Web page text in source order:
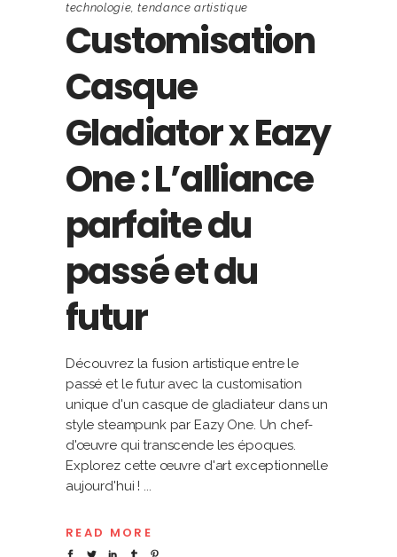
technologie,tendance artistique
Customisation
Casque
Gladiator x Eazy
One : L’alliance
parfaite du
passé et du
futur
Découvrez la fusion artistique entre le
passé et le futur avec la customisation
unique d'un casque de gladiateur dans un
style steampunk par Eazy One. Un chef-
d'œuvre qui transcende les époques.
Explorez cette œuvre d'art exceptionnelle
aujourd'hui !
READ MORE